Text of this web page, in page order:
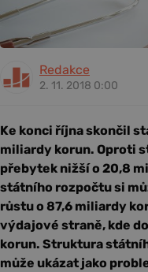
Redakce
2. 11. 2018 0:00
Ke konci října skončil
miliardy korun. Oproti
přebytek nižší o 20,8
státního rozpočtu si
růstu o 87,6 miliardy
výdajové straně, kde
korun. Struktura
může ukázat jako